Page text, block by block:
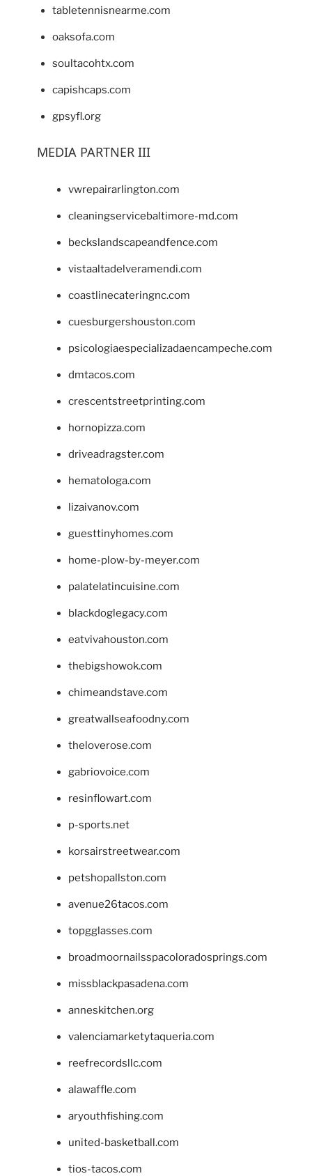
tabletennisnearme.com
oaksofa.com
soultacohtx.com
capishcaps.com
gpsyfl.org
MEDIA PARTNER III
vwrepairarlington.com
cleaningservicebaltimore-md.com
beckslandscapeandfence.com
vistaaltadelveramendi.com
coastlinecateringnc.com
cuesburgershouston.com
psicologiaespecializadaencampeche.com
dmtacos.com
crescentstreetprinting.com
hornopizza.com
driveadragster.com
hematologa.com
lizaivanov.com
guesttinyhomes.com
home-plow-by-meyer.com
palatelatincuisine.com
blackdoglegacy.com
eatvivahouston.com
thebigshowok.com
chimeandstave.com
greatwallseafoodny.com
theloverose.com
gabriovoice.com
resinflowart.com
p-sports.net
korsairstreetwear.com
petshopallston.com
avenue26tacos.com
topgglasses.com
broadmoornailsspacoloradosprings.com
missblackpasadena.com
anneskitchen.org
valenciamarketytaqueria.com
reefrecordsllc.com
alawaffle.com
aryouthfishing.com
united-basketball.com
tios-tacos.com